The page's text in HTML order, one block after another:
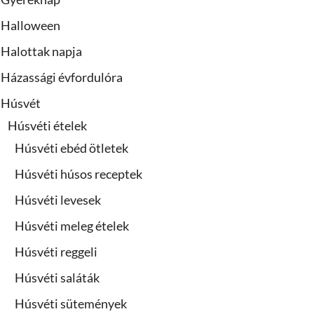
Halloween
Halottak napja
Házassági évfordulóra
Húsvét
Húsvéti ételek
Húsvéti ebéd ötletek
Húsvéti húsos receptek
Húsvéti levesek
Húsvéti meleg ételek
Húsvéti reggeli
Húsvéti saláták
Húsvéti sütemények